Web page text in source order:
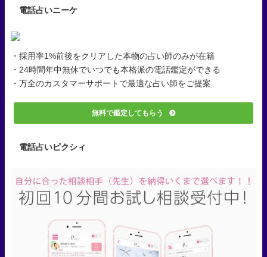
電話占いニーケ
・採用率1%前後をクリアした本物の占い師のみが在籍
・24時間年中無休でいつでも本格派の電話鑑定ができる
・万全のカスタマーサポートで最適な占い師をご提案
無料で鑑定してもらう
電話占いピクシィ